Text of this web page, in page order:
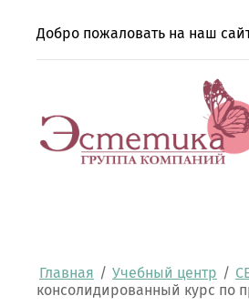
Добро пожаловать на наш
Главная / Учебный центр /
консолидированный курс по